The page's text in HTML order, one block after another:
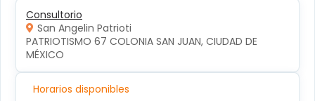
Consultorio
San Angelin Patrioti
PATRIOTISMO 67 COLONIA SAN JUAN, CIUDAD DE
MÉXICO
Horarios disponibles